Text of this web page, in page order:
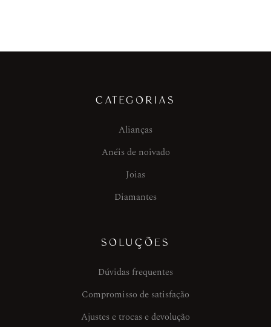
CATEGORIAS
Alianças
Anéis de noivado
Joias
Diamantes
SOLUÇÕES
Dúvidas frequentes
Compromisso de satisfação
Ajustes e trocas e devolução